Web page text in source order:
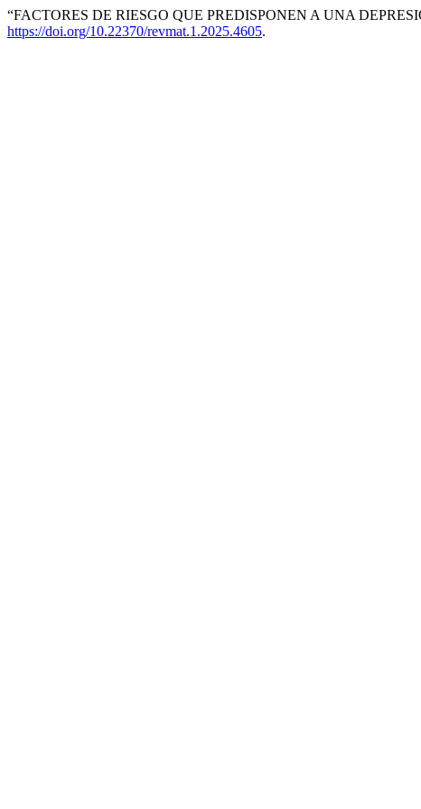
“FACTORES DE RIESGO QUE PREDISPONEN A UNA
https://doi.org/10.22370/revmat.1.2025.4605.